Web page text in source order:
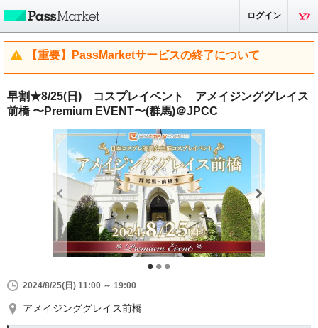
ログイン
【重要】PassMarketサービスの終了について
早割★8/25(日) コスプレイベント アメイジンググレイス
前橋 〜Premium EVENT〜(群馬)＠JPCC
2024/8/25(日) 11:00 ～ 19:00
アメイジンググレイス前橋